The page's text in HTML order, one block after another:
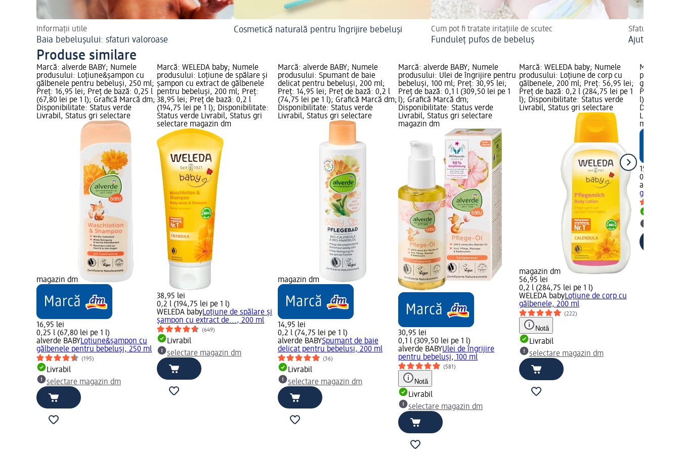
Informații utile
Baia bebelușului: sfaturi valoroase
Cosmetică naturală pentru îngrijire bebeluși Cum pot fi tratate iritațiile de scutec
Funduleț pufos de bebeluș
Sfaturi utile
Ajutoare de
Produse similare
Marcă: alverde BABY; Numele
produsului: Loțiune&șampon cu
gălbenele pentru bebeluși, 250 ml;
Preț: 16,95 lei; Preț de bază: 0,25 l
(67,80 lei pe 1 l); Grafică Marcă dm;
Disponibilitate: Status verde
Livrabil, Status gri selectare
magazin dm
16,95 lei
0,25 l (67,80 lei pe 1 l)
alverde BABYLoțiune&șampon cu
gălbenele pentru bebeluși, 250 ml
(195)
Livrabil
selectare magazin dm
Marcă: WELEDA baby; Numele
produsului: Loțiune de spălare și
șampon cu extract de gălbenele
pentru bebeluși, 200 ml; Preț:
38,95 lei; Preț de bază: 0,2 l
(194,75 lei pe 1 l); Disponibilitate:
Status verde Livrabil, Status gri
selectare magazin dm
38,95 lei
0,2 l (194,75 lei pe 1 l)
WELEDA babyLoțiune de spălare și
șampon cu extract de..., 200 ml
(649)
Livrabil
selectare magazin dm
Marcă: alverde BABY; Numele
produsului: Spumant de baie
delicat pentru bebeluși, 200 ml;
Preț: 14,95 lei; Preț de bază: 0,2 l
(74,75 lei pe 1 l); Grafică Marcă dm;
Disponibilitate: Status verde
Livrabil, Status gri selectare
magazin dm
14,95 lei
0,2 l (74,75 lei pe 1 l)
alverde BABYSpumant de baie
delicat pentru bebeluși, 200 ml
(36)
Livrabil
selectare magazin dm
Marcă: alverde BABY; Numele
produsului: Ulei de îngrijire pentru
bebeluși, 100 ml; Preț: 30,95 lei;
Preț de bază: 0,1 l (309,50 lei pe 1
l); Grafică Marcă dm;
Disponibilitate: Status verde
Livrabil, Status gri selectare
magazin dm
30,95 lei
0,1 l (309,50 lei pe 1 l)
alverde BABYUlei de îngrijire
pentru bebeluși, 100 ml
(581)
Notă
Livrabil
selectare magazin dm
Marcă: WELEDA baby; Numele
produsului: Loțiune de corp cu
gălbenele, 200 ml; Preț: 56,95 lei;
Preț de bază: 0,2 l (284,75 lei pe 1
l); Disponibilitate: Status verde
Livrabil, Status gri selectare
magazin dm
56,95 lei
0,2 l (284,75 lei pe 1 l)
WELEDA babyLoțiune de corp cu
gălbenele, 200 ml
(222)
Notă
Livrabil
selectare magazin dm
Marcă:
gălbenele,
Preț de
l); Grafică
Livrabil,
magazin
15,45 lei
0,1 l
alverde
gălbenele,